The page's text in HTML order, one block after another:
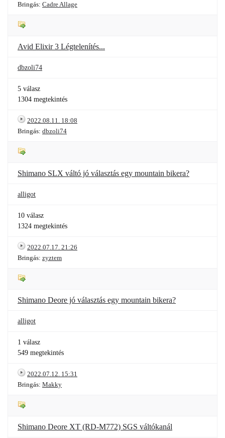
Bringás: Cadre Allage
Avid Elixir 3 Légtelenítés...
dbzoli74
5 válasz
1304 megtekintés
2022.08.11. 18:08
Bringás: dbzoli74
Shimano SLX váltó jó választás egy mountain bikera?
alligot
10 válasz
1324 megtekintés
2022.07.17. 21:26
Bringás: zyztem
Shimano Deore jó választás egy mountain bikera?
alligot
1 válasz
549 megtekintés
2022.07.12. 15:31
Bringás: Makky
Shimano Deore XT (RD-M772) SGS váltókanál